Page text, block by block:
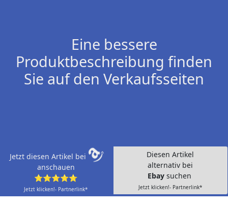
Eine bessere
Produktbeschreibung finden
Sie auf den Verkaufsseiten
Jetzt diesen Artikel bei
anschauen
⭐⭐⭐⭐⭐
Jetzt klicken!- Partnerlink*
Diesen Artikel
alternativ bei
Ebay suchen
Jetzt klicken!- Partnerlink*